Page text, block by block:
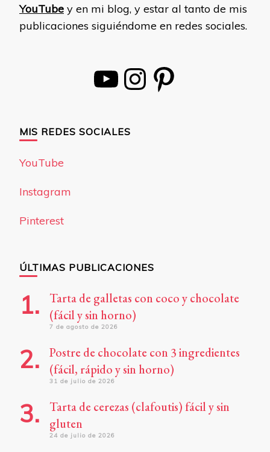
YouTube y en mi blog, y estar al tanto de mis
publicaciones siguiéndome en redes sociales.
YouTube Instagram Pinterest
MIS REDES SOCIALES
YouTube
Instagram
Pinterest
ÚLTIMAS PUBLICACIONES
Tarta de galletas con coco y chocolate
(fácil y sin horno)
7 de agosto de 2026
Postre de chocolate con 3 ingredientes
(fácil, rápido y sin horno)
31 de julio de 2026
Tarta de cerezas (clafoutis) fácil y sin
gluten
24 de julio de 2026